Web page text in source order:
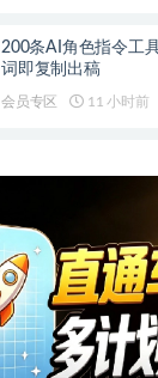
200条AI角色指令工
词即复制出稿
会员专区 11 小时前